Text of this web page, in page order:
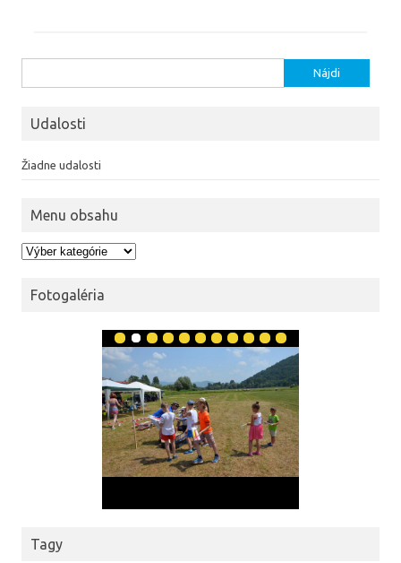
Udalosti
Žiadne udalosti
Menu obsahu
Menu obsahu
Fotogaléria
Tagy